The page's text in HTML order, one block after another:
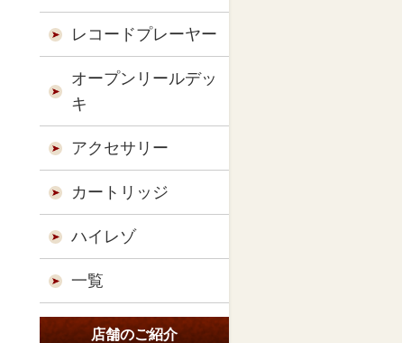
レコードプレーヤー
オープンリールデッ
キ
アクセサリー
カートリッジ
ハイレゾ
一覧
店舗のご紹介